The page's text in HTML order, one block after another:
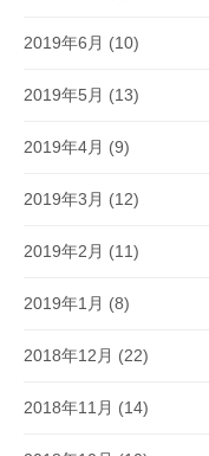
2019年6月 (10)
2019年5月 (13)
2019年4月 (9)
2019年3月 (12)
2019年2月 (11)
2019年1月 (8)
2018年12月 (22)
2018年11月 (14)